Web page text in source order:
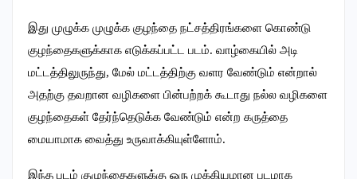
இது முழுக்க முழுக்க குழந்தை நட்சத்திரங்களை கொண்டு
குழந்தைகளுக்காக எடுக்கப்பட்ட படம். வாழ்கையில் அடி
மட்டத்திலுருந்து, மேல் மட்டத்திற்கு வளர வேண்டும் என்றால்
அதற்கு தவறான வழிகளை பின்பற்றக் கூடாது நல்ல வழிகளை
குழந்தைகள் தேர்ந்தெடுக்க வேண்டும் என்ற கருத்தை
மையாமாக வைத்து உருவாக்கியுள்ளோம்.
இந்த படம் குழுந்தைகளுக்கு ஒரு முக்கியமான படமாக